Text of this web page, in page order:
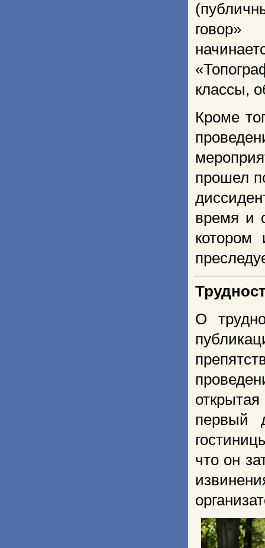
говор»
классы,
Кроме
прошел
время и
котором
О
первый
что он